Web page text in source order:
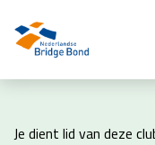
Je dient lid van deze